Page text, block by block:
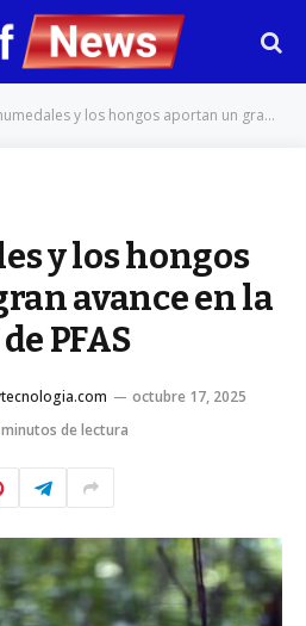
y los hongos aportan un gran avance en la eliminación de PFAS
y los hongos
avance en la
PFAS
octubre 17, 2025
de lectura